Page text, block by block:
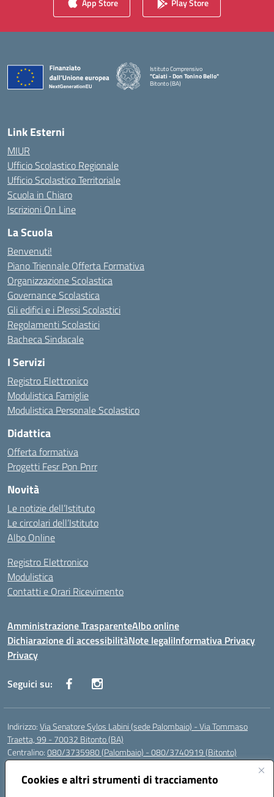
Cookies e altri strumenti di tracciamento
Istituto Comprensivo
"Caiati - Don Tonino Bello"
Bitonto (BA)
Link Esterni
MIUR
Ufficio Scolastico Regionale
Ufficio Scolastico Territoriale
Scuola in Chiaro
Iscrizioni On Line
La Scuola
Benvenuti!
Piano Triennale Offerta Formativa
Organizzazione Scolastica
Governance Scolastica
Gli edifici e i Plessi Scolastici
Regolamenti Scolastici
Bacheca Sindacale
I Servizi
Registro Elettronico
Modulistica Famiglie
Modulistica Personale Scolastico
Didattica
Offerta formativa
Progetti Fesr Pon Pnrr
Novità
Le notizie dell’Istituto
Le circolari dell’Istituto
Albo Online
Registro Elettronico
Modulistica
Contatti e Orari Ricevimento
Amministrazione TrasparenteAlbo online
Dichiarazione di accessibilitàNote legaliInformativa Privacy
Privacy
Seguici su:
Indirizzo:Via Senatore Sylos Labini (sede Palombaio) - Via Tommaso
Traetta, 99 - 70032 Bitonto (BA)
Centralino:080/3735980 (Palombaio) - 080/3740919 (Bitonto)
Email:
Posta elettronica certificata (PEC):baic80800a@pec.istruzione.it